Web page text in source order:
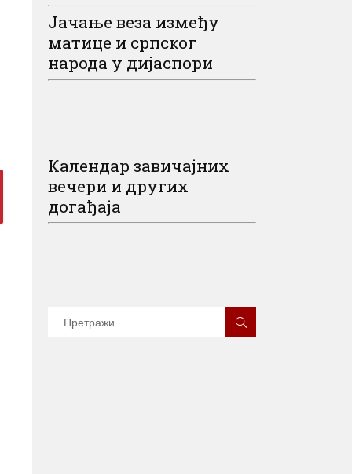
Јачање веза између
матице и српског
народа у дијаспори
Календар завичајних
вечери и других
догађаја